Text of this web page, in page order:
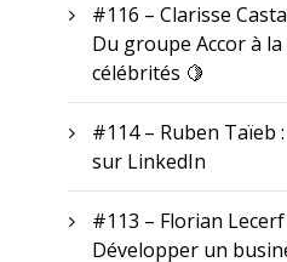
#116 – Clarisse
Du groupe Accor à
célébrités 🍋
#114 – Ruben Taïeb
sur LinkedIn
#113 – Florian
Développer un